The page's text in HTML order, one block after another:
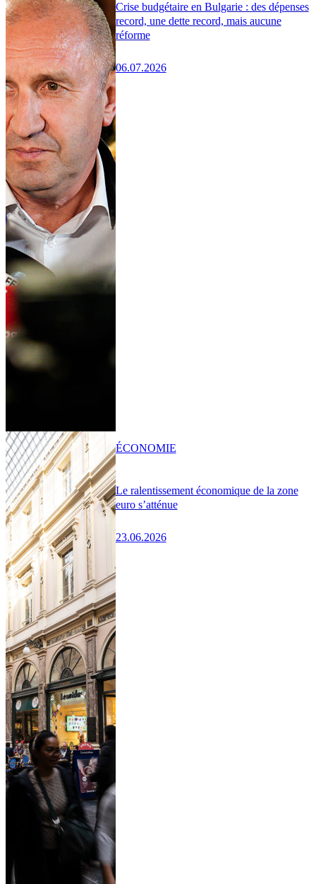
Crise budgétaire en Bulgarie : des dépenses
record, une dette record, mais aucune
réforme
06.07.2026
Le ralentissement économique de la zone
euro s’atténue
23.06.2026
ÉCONOMIE